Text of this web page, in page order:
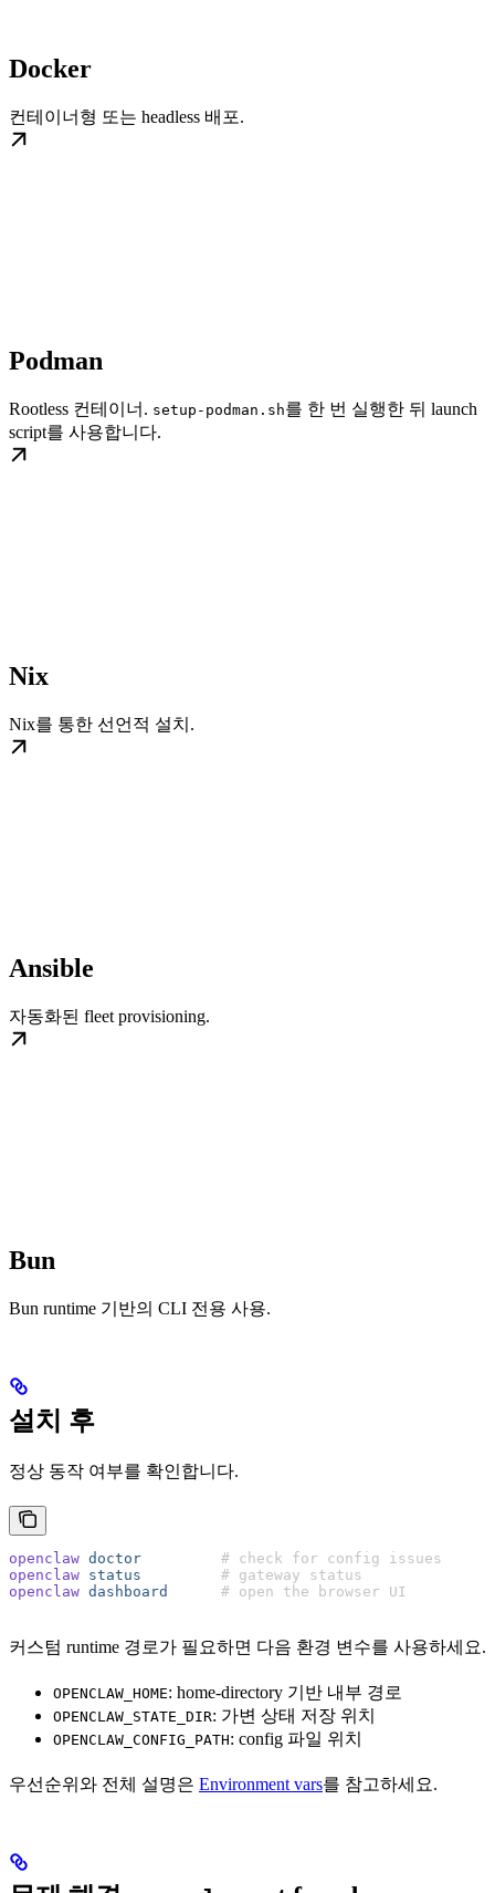
Docker
컨테이너형 또는 headless 배포.
Podman
Rootless 컨테이너. setup-podman.sh를 한 번 실행한 뒤 launch
script를 사용합니다.
Nix
Nix를 통한 선언적 설치.
Ansible
자동화된 fleet provisioning.
Bun
Bun runtime 기반의 CLI 전용 사용.
설치 후
정상 동작 여부를 확인합니다.
openclaw doctor
         # check for config issues
openclaw status
         # gateway status
openclaw dashboard
      # open the browser UI
커스텀 runtime 경로가 필요하면 다음 환경 변수를 사용하세요.
OPENCLAW_HOME: home-directory 기반 내부 경로
OPENCLAW_STATE_DIR: 가변 상태 저장 위치
OPENCLAW_CONFIG_PATH: config 파일 위치
우선순위와 전체 설명은 Environment vars를 참고하세요.